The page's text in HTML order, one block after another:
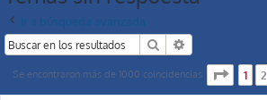
Ir a búsqueda avanzada
Buscar
Se encontraron más de 1000 coincidencias Página
1 2